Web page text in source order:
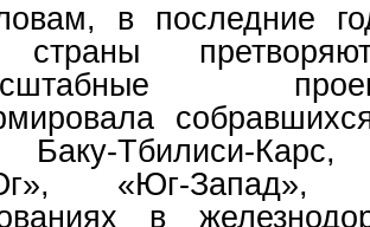
в последние
страны
Баку-Тбилиси-Карс,
Юг», «Юг-
в